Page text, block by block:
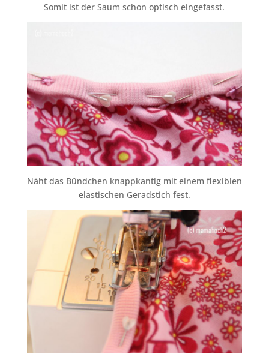
Somit ist der Saum schon optisch eingefasst.
Näht das Bündchen knappkantig mit einem flexiblen
elastischen Geradstich fest.